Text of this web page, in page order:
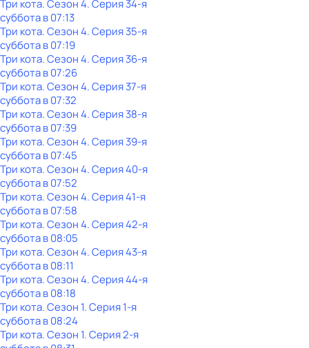
Три кота. Сезон 4. Серия 34-я
субботав07:13
Три кота. Сезон 4. Серия 35-я
субботав07:19
Три кота. Сезон 4. Серия 36-я
субботав07:26
Три кота. Сезон 4. Серия 37-я
субботав07:32
Три кота. Сезон 4. Серия 38-я
субботав07:39
Три кота. Сезон 4. Серия 39-я
субботав07:45
Три кота. Сезон 4. Серия 40-я
субботав07:52
Три кота. Сезон 4. Серия 41-я
субботав07:58
Три кота. Сезон 4. Серия 42-я
субботав08:05
Три кота. Сезон 4. Серия 43-я
субботав08:11
Три кота. Сезон 4. Серия 44-я
субботав08:18
Три кота. Сезон 1. Серия 1-я
субботав08:24
Три кота. Сезон 1. Серия 2-я